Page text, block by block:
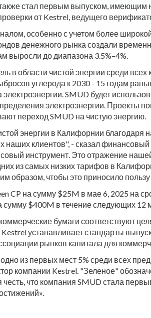
стал первым выпуском, имеющим
от Kestrel, ведущего
особенно с учетом более
денежного рынка создали
выросли до диапазона 3.5%–4%.
в области чистой энергии среди
углерода к 2030 - 15 годам
SMUD будет
электроэнергии. Проекты
переход SMUD на чистую энергию.
энергии в Калифорнии
клиентов", - сказал
инструмент. Это отражение
из самых низких тарифов в
образом, чтобы это приносило
CP на сумму $25M в мае 6, 2025 на
сумму $400M в течение следующих 12
бумаги соответствуют
устанавливает стандарты
рынков капитала для
из первых мест 5% среди всех
компании Kestrel. "Зеленое"
что компания SMUD стала